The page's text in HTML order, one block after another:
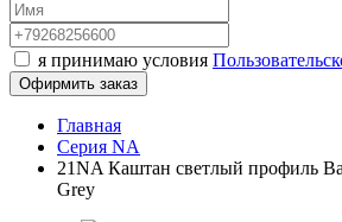
я принимаю условия
Офирмить заказ
Главная
Серия NA
21NA Каштан светлый профиль
Grey